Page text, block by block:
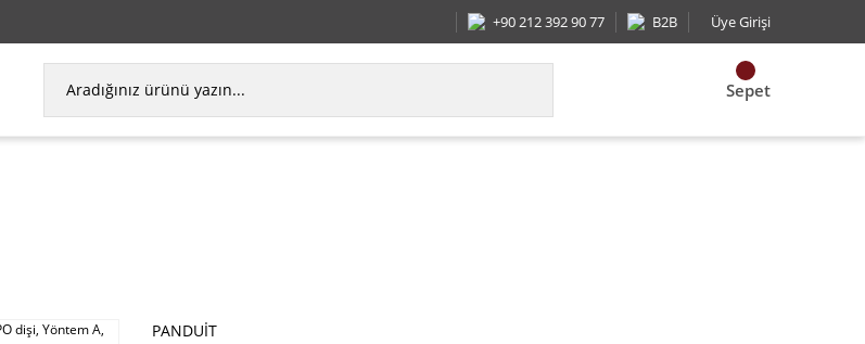
+90 212 392 90 77 B2B Üye Girişi
Sepet
PANDUIT